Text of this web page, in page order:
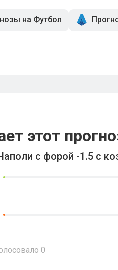
на Футбол
этот
с форой -1.5 с
0